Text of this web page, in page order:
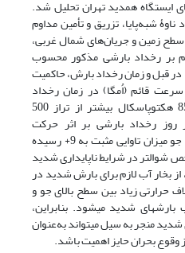
ایستگاه همدید تهران تحلیل شد.
شبه‌پایا، تزریق و تأمین مداوم
زمین و جریان‌های شمال غربی،
بر رخداد بارشی مذکور محسوب
در قبل و زمان رخداد بارش، حاکمیت
قائم (اُمگا) در زمان رخداد
بارشی تقویت‌شده و در تراز850 هکتوپاسکال بیشتر از تراز 500
رخداد بارشی بر اثر حرکت
نصف‌النهاری جریان‌های تراز بالای جو میزان تاوایی مثبت به 9+ رسیده
در شرایط ناپایداری شدید
بخار آب لازم برای بارش شدید در
حرارتی زیاد بین سطح بالای جو و
شدید می­شود. بنابراین،
منجر به سیل می­تواند به‌عنوان
وقوع بحران حایز اهمیت باشد.